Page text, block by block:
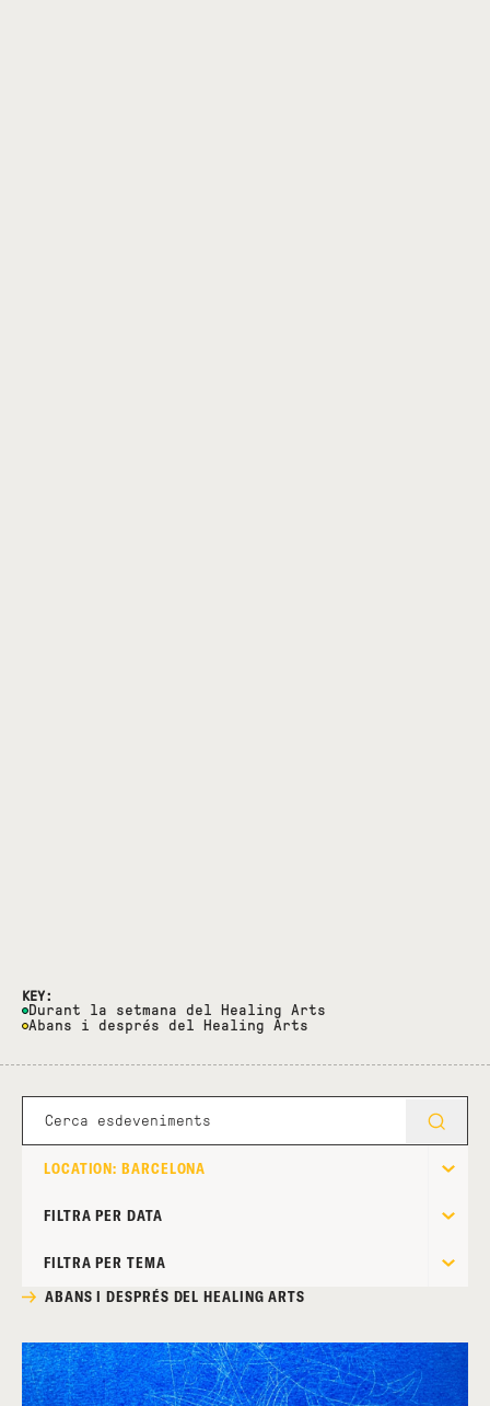
KEY:
Durant la setmana del Healing Arts
Abans i després del Healing Arts
LOCATION: BARCELONA
FILTRA PER DATA
FILTRA PER TEMA
ABANS I DESPRÉS DEL HEALING ARTS